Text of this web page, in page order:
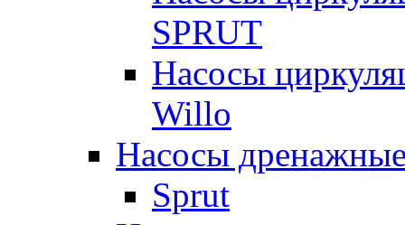
SPRUT
Насосы
Willo
Насосы
Sprut